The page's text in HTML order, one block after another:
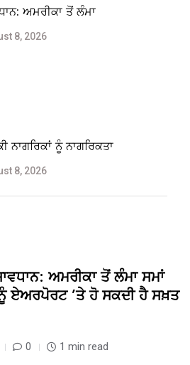
ਅਮਰੀਕਾ ਤੋਂ ਲੰਮਾ
8, 2026
ਨੂੰ ਨਾਗਰਿਕਤਾ
8, 2026
ਅਮਰੀਕਾ ਤੋਂ ਲੰਮਾ ਸਮਾਂ
ਏਅਰਪੋਰਟ ’ਤੇ ਹੋ ਸਕਦੀ ਹੈ ਸਖ਼ਤ
0 1 min read